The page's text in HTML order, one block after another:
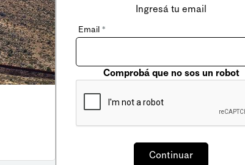
Ingresá tu email
Email *
Comprobá que no sos un robot